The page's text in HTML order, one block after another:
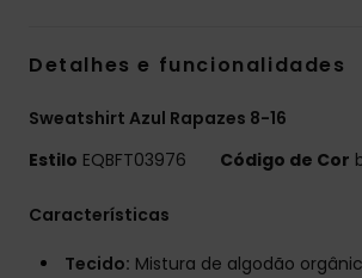
Detalhes e funcionalidades
Sweatshirt Azul Rapazes 8-16
Estilo EQBFT03976 Código de Cor
Características
Tecido: Mistura de algodão